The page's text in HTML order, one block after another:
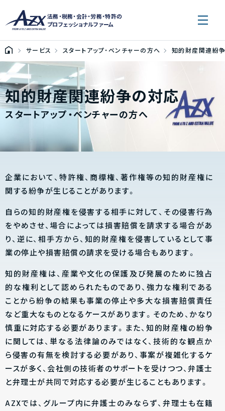
法務・税務・会計・労務・特許の
プロフェッショナルファーム
サービス スタートアップ・ベンチャーの方へ 知的財産関連紛
知的財産関連紛争の対応
スタートアップ・ベンチャーの方へ
企業において、特許権、商標権、著作権等の知的財産権に
関する紛争が生じることがあります。
自らの知的財産権を侵害する相手に対して、その侵害行為
をやめさせ、場合によっては損害賠償を請求する場合があ
り、逆に、相手方から、知的財産権を侵害しているとして事
業の停止や損害賠償の請求を受ける場合もあります。
知的財産権は、産業や文化の保護及び発展のために独占
的な権利として認められたものであり、強力な権利である
ことから紛争の結果も事業の停止や多大な損害賠償責任
など重大なものとなるケースがあります。そのため、かなり
慎重に対応する必要があります。また、知的財産権の紛争
に関しては、単なる法律論のみではなく、技術的な観点か
ら侵害の有無を検討する必要があり、事案が複雑化するケ
ースが多く、会社側の技術者のサポートを受けつつ、弁護士
と弁理士が共同で対応する必要が生じることもあります。
AZXでは、グループ内に弁護士のみならず、弁理士も在籍